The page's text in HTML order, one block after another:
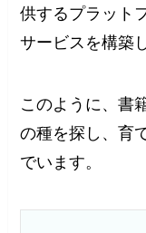
供するプラット
サービスを構築
このように、書
の種を探し、育
でいます。